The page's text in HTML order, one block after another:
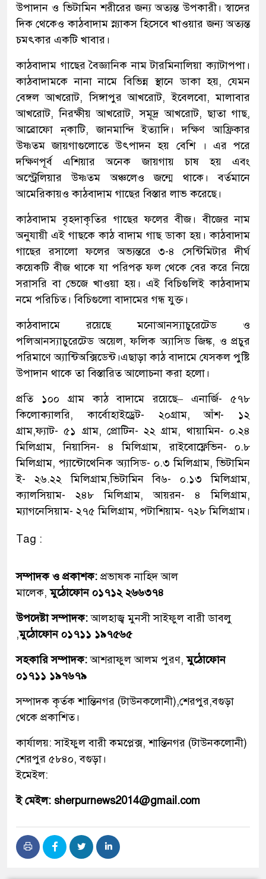
উপাদান ও ভিটামিন শরীরের জন্য অত্যন্ত উপকারী। স্বাদের
দিক থেকেও কাঠবাদাম স্ন্যাকস হিসেবে খাওয়ার জন্য অত্যন্ত
চমৎকার একটি খাবার।
কাঠবাদাম গাছের বৈজ্ঞানিক নাম টারমিনালিয়া ক্যাটাপপা।
কাঠবাদামকে নানা নামে বিভিন্ন স্থানে ডাকা হয়, যেমন
বেঙ্গল আখরোট, সিঙ্গাপুর আখরোট, ইবেলবো, মালাবার
আখরোট, নিরক্ষীয় আখরোট, সমূদ্র আখরোট, ছাতা গাছ,
আব্রোফো ন্‌কাটি, জানমান্দি ইত্যাদি। দক্ষিণ আফ্রিকার
উষ্ণতম জায়গাগুলোতে উৎপাদন হয় বেশি । এর পরে
দক্ষিণপূর্ব এশিয়ার অনেক জায়গায় চাষ হয় এবং
অস্ট্রেলিয়ার উষ্ণতম অঞ্চলেও জন্মে থাকে। বর্তমানে
আমেরিকায়ও কাঠবাদাম গাছের বিস্তার লাভ করেছে।
কাঠবাদাম বৃহদাকৃতির গাছের ফলের বীজ। বীজের নাম
অনুযায়ী এই গাছকে কাঠ বাদাম গাছ ডাকা হয়। কাঠবাদাম
গাছের রসালো ফলের অভ্যন্তরে ৩-৪ সেন্টিমিটার দীর্ঘ
কয়েকটি বীজ থাকে যা পরিপক্ব ফল থেকে বের করে নিয়ে
সরাসরি বা ভেজে খাওয়া হয়। এই বিচিগুলিই কাঠবাদাম
নমে পরিচিত। বিচিগুলো বাদামের গন্ধ যুক্ত।
কাঠবাদামে রয়েছে মনোআনস্যাচুরেটেড ও
পলিআনস্যাচুরেটেড অয়েল, ফলিক অ্যাসিড জিঙ্ক, ও প্রচুর
পরিমাণে অ্যান্টিঅক্সিডেন্ট।এছাড়া কাঠ বাদামে যেসকল পুষ্টি
উপাদান থাকে তা বিস্তারিত আলোচনা করা হলো।
প্রতি ১০০ গ্রাম কাঠ বাদামে রয়েছে– এনার্জি- ৫৭৮
কিলোক্যালরি, কার্বোহাইড্রেট- ২০গ্রাম, আঁশ- ১২
গ্রাম,ফ্যাট- ৫১ গ্রাম, প্রোটিন- ২২ গ্রাম, থায়ামিন- ০.২৪
মিলিগ্রাম, নিয়াসিন- ৪ মিলিগ্রাম, রাইবোফ্লেভিন- ০.৮
মিলিগ্রাম, প্যান্টোথেনিক অ্যাসিড- ০.৩ মিলিগ্রাম, ভিটামিন
ই- ২৬.২২ মিলিগ্রাম,ভিটামিন বি৬- ০.১৩ মিলিগ্রাম,
ক্যালসিয়াম- ২৪৮ মিলিগ্রাম, আয়রন- ৪ মিলিগ্রাম,
ম্যাগনেসিয়াম- ২৭৫ মিলিগ্রাম, পটাশিয়াম- ৭২৮ মিলিগ্রাম।
Tag :
সম্পাদক ও প্রকাশক: প্রভাষক নাহিদ আল
মালেক,মুঠোফোন ০১৭১২ ২৬৬৩৭৪
উপদেষ্টা সম্পাদক:আলহাজ্ব মুনসী সাইফুল বারী ডাবলু
,মুঠোফোন ০১৭১১ ১৯৭৫৬৫
সহকারি সম্পাদক:আশরাফুল আলম পুরণ,মুঠোফোন
০১৭১১ ১৯৭৬৭৯
সম্পাদক কৃর্তক শান্তিনগর (টাউনকলোনী),শেরপুর,বগুড়া
থেকে প্রকাশিত।
কার্যালয়: সাইফুল বারী কমপ্লেক্স, শান্তিনগর (টাউনকলোনী)
শেরপুর ৫৮৪০, বগুড়া।
ইমেইল:
ই মেইল: sherpurnews2014@gmail.com